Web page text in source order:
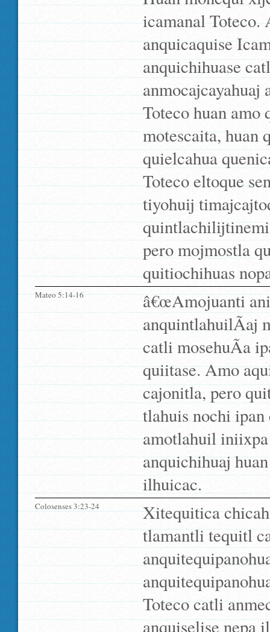
icamanal
anquicaquise
anquichihuase
Toteco huan amo
motescaita, huan
quielcahua
Toteco eltoque
tiyohuij
pero mojmostla
quitiochihuas
Mateo 5:14-16
â€œAmojuanti
anquintlahuilÃ­aj
catli mosehuÃ­a
quiitase. Amo
cajonitla, pero
tlahuis nochi
amotlahuil
anquichihuaj
ilhuicac.
Colosenses 3:23-24
Xitequitica
tlamantli tequitl
Toteco catli
anquiselise nepa